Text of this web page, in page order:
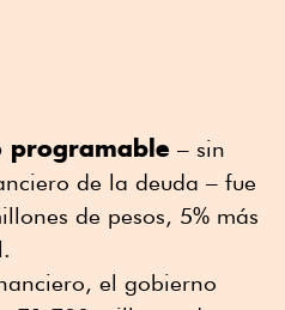
programable – sin
de la deuda – fue
de pesos, 5% más
el gobierno